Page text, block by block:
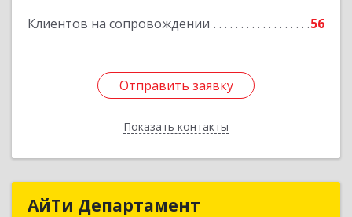
Клиентов на сопровождении 56
Отправить заявку
Показать контакты
Подробнее
Отправить заявку
Назад
АйТи ДепартаментАйТи Департамент